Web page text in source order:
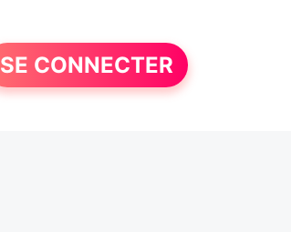
SE CONNECTER